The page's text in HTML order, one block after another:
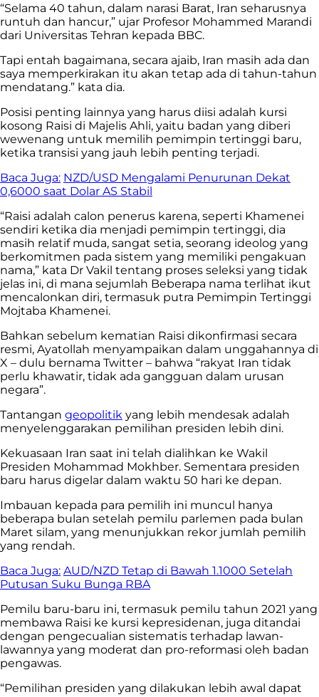
“Selama 40 tahun, dalam narasi Barat, Iran seharusnya
runtuh dan hancur,” ujar Profesor Mohammed Marandi
dari Universitas Tehran kepada BBC.
Tapi entah bagaimana, secara ajaib, Iran masih ada dan
saya memperkirakan itu akan tetap ada di tahun-tahun
mendatang.” kata dia.
Posisi penting lainnya yang harus diisi adalah kursi
kosong Raisi di Majelis Ahli, yaitu badan yang diberi
wewenang untuk memilih pemimpin tertinggi baru,
ketika transisi yang jauh lebih penting terjadi.
Baca Juga: NZD/USD Mengalami Penurunan Dekat
0,6000 saat Dolar AS Stabil
“Raisi adalah calon penerus karena, seperti Khamenei
sendiri ketika dia menjadi pemimpin tertinggi, dia
masih relatif muda, sangat setia, seorang ideolog yang
berkomitmen pada sistem yang memiliki pengakuan
nama,” kata Dr Vakil tentang proses seleksi yang tidak
jelas ini, di mana sejumlah Beberapa nama terlihat ikut
mencalonkan diri, termasuk putra Pemimpin Tertinggi
Mojtaba Khamenei.
Bahkan sebelum kematian Raisi dikonfirmasi secara
resmi, Ayatollah menyampaikan dalam unggahannya di
X – dulu bernama Twitter – bahwa “rakyat Iran tidak
perlu khawatir, tidak ada gangguan dalam urusan
negara”.
Tantangan geopolitik yang lebih mendesak adalah
menyelenggarakan pemilihan presiden lebih dini.
Kekuasaan Iran saat ini telah dialihkan ke Wakil
Presiden Mohammad Mokhber. Sementara presiden
baru harus digelar dalam waktu 50 hari ke depan.
Imbauan kepada para pemilih ini muncul hanya
beberapa bulan setelah pemilu parlemen pada bulan
Maret silam, yang menunjukkan rekor jumlah pemilih
yang rendah.
Baca Juga: AUD/NZD Tetap di Bawah 1.1000 Setelah
Putusan Suku Bunga RBA
Pemilu baru-baru ini, termasuk pemilu tahun 2021 yang
membawa Raisi ke kursi kepresidenan, juga ditandai
dengan pengecualian sistematis terhadap lawan-
lawannya yang moderat dan pro-reformasi oleh badan
pengawas.
“Pemilihan presiden yang dilakukan lebih awal dapat